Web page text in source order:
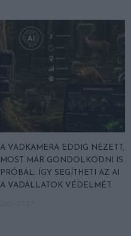
A VADKAMERA EDDIG NÉZETT,
MOST MÁR GONDOLKODNI IS
PRÓBÁL: ÍGY SEGÍTHETI AZ AI
A VADÁLLATOK VÉDELMÉT